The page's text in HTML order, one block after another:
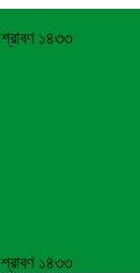
১৪৩৩
১৪৩৩